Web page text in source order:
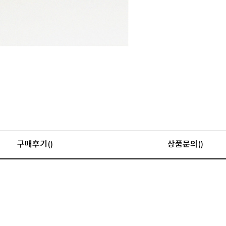
구매후기() 상품문의()